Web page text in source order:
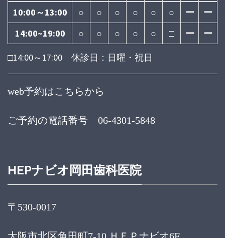
10:00～13:00
○ ○ ○ ○ ○ ○ ー
ー
14:00~19:00
○ ○ ○ ○ ○ □ ー ー
□14:00～17:00 休診日：日曜・祝日
web予約はこちらから
ご予約の電話番号 06-4301-5848
HEPナビオ岡田歯科医院
〒530-0017